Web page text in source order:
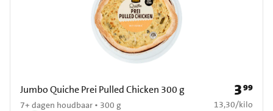
Jumbo Quiche Prei Pulled Chicken 300 g
7+ dagen houdbaar • 300 g
Prijs: €
399
€ 13,30 per kilo
13,30/kilo